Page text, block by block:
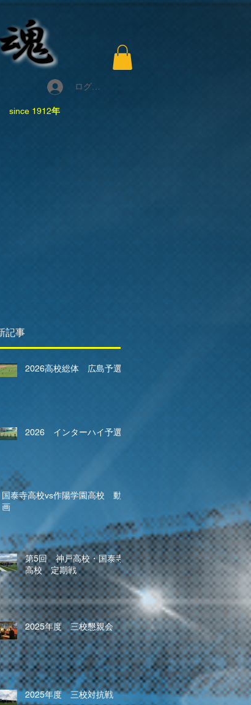
ログイン
since 1912年
記事
2026高校総体 広島予選
2026 インターハイ予選
国泰寺高校vs作陽学園高校 動
画
第5回 神戸高校・国泰寺
高校 定期戦
2025年度 三校懇親会
2025年度 三校対抗戦